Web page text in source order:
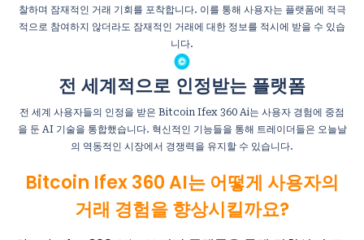
찰하며 잠재적인 거래 기회를 포착합니다. 이를 통해 사용자는 플랫폼에 적극
적으로 참여하지 않더라도 잠재적인 거래에 대한 정보를 적시에 받을 수 있습
니다.
전 세계적으로 인정받는 플랫폼
전 세계 사용자들의 인정을 받은 Bitcoin Ifex 360 Ai는 사용자 경험에 중점
을 둔 AI 기술을 통합했습니다. 혁신적인 기능들을 통해 트레이더들은 오늘날
의 역동적인 시장에서 경쟁력을 유지할 수 있습니다.
Bitcoin Ifex 360 AI는 어떻게 사용자의
거래 경험을 향상시킬까요?